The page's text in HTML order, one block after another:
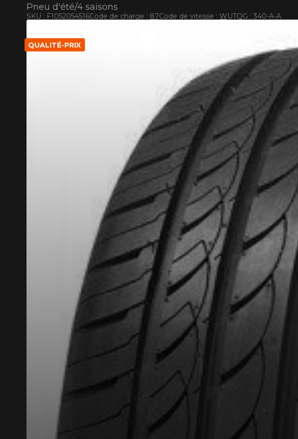
Pneu d'été/4 saisons
SKU : F1052054516Code de charge : 87Code de vitesse : WUTQG : 340-A-A
QUALITÉ-PRIX
RABAIS10